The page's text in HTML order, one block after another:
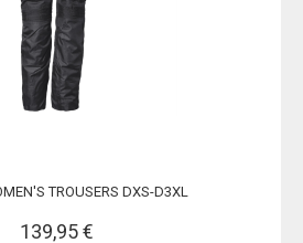
TROUSERS DXS-D3XL
139,95 €